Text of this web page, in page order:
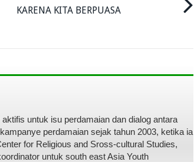
KARENA KITA BERPUASA
untuk isu perdamaian dan dialog antara
perdamaian sejak tahun 2003, ketika ia
for Religious and Sross-cultural Studies,
untuk south east Asia Youth